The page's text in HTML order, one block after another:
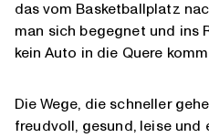
das vom Basketballplatz
man sich begegnet und ins
kein Auto in die Quere
Die Wege, die schneller
freudvoll, gesund, leise und